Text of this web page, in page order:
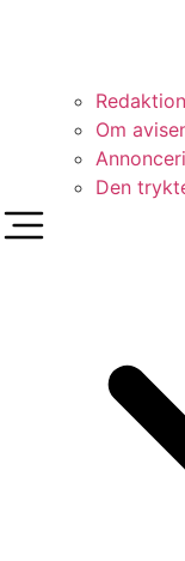
Redaktion
Om
Den